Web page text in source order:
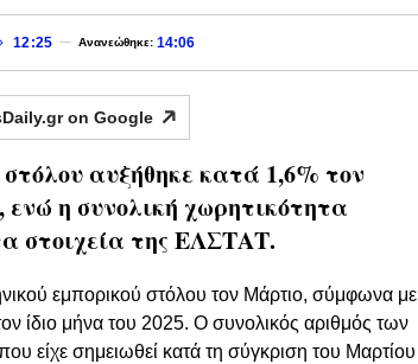
12:25 Ανανεώθηκε: 14:06
on Google
αυξήθηκε κατά 1,6% τον
η συνολική χωρητικότητα
στοιχεία της ΕΛΣΤΑΤ.
εμπορικού στόλου τον Μάρτιο, σύμφωνα με
ίδιο μήνα του 2025. Ο συνολικός αριθμός των
είχε σημειωθεί κατά τη σύγκριση του Μαρτίου